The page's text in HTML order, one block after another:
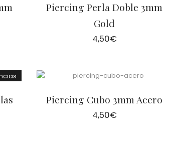
Piercing Perla Doble 3mm
Gold
4,50€
Piercing Cubo 3mm Acero
4,50€